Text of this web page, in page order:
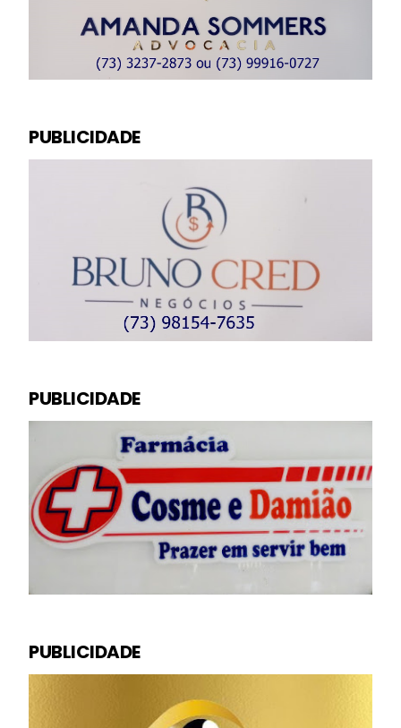
PUBLICIDADE
PUBLICIDADE
PUBLICIDADE